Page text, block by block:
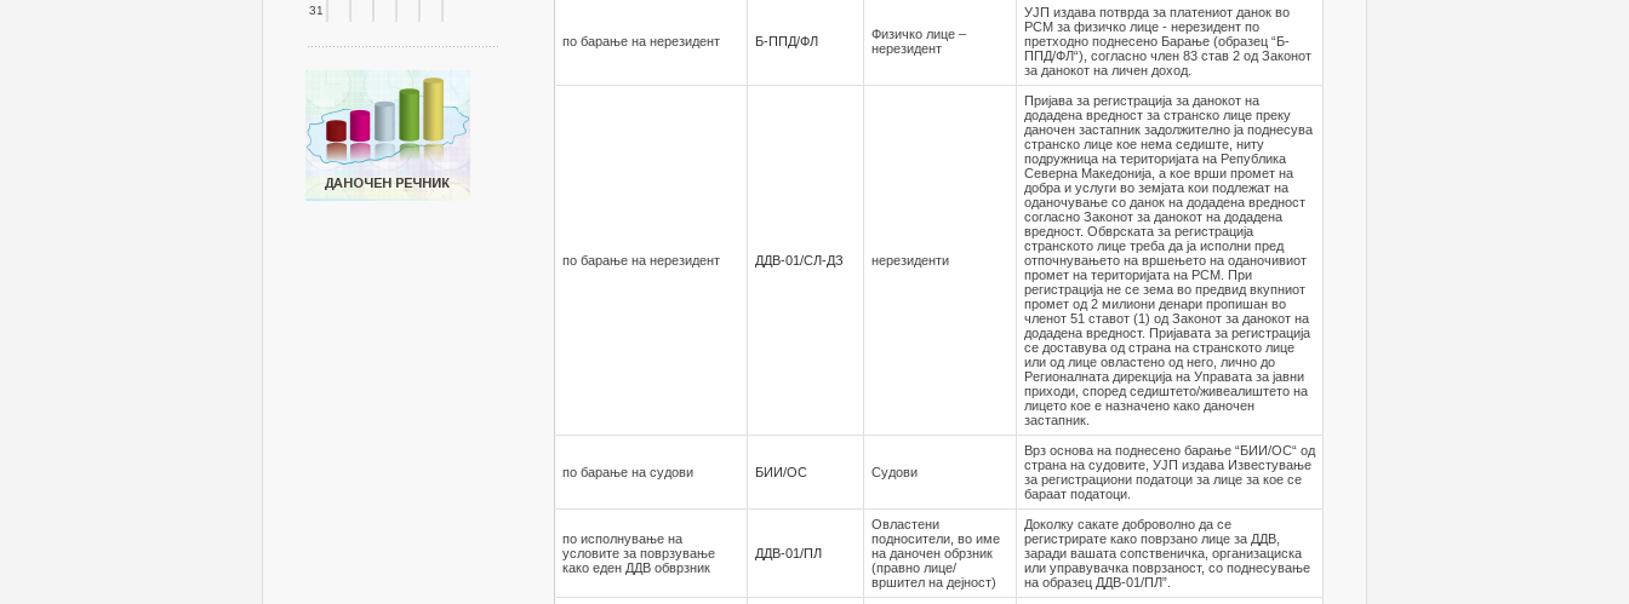
31
по барање на нерезидент Б-ППД/ФЛ
Физичко лице –
нерезидент
УЈП издава потврда за платениот данок во
РСМ за физичко лице - нерезидент по
претходно поднесено Барање (образец “Б-
ППД/ФЛ“), согласно член 83 став 2 од Законот
за данокот на личен доход.
по барање на нерезидент ДДВ-01/СЛ-ДЗ нерезиденти
Пријава за регистрација за данокот на
додадена вредност за странско лице преку
даночен застапник задолжително ја поднесува
странско лице коe нема седиште, ниту
подружница на територијата на Република
Северна Македонија, а коe врши промет на
добра и услуги во земјата кои подлежат на
оданочување со данок на додадена вредност
согласно Законот за данокот на додадена
вредност. Обврската за регистрација
странското лице треба да ја исполни пред
отпочнувањето на вршењето на оданочивиот
промет на територијата на РСМ. При
регистрација не се зема во предвид вкупниот
промет од 2 милиони денари пропишан во
членот 51 ставот (1) од Законот за данокот на
додадена вредност. Пријавата за регистрација
се доставува од страна на странското лице
или од лице овластено од него, лично до
Регионалната дирекција на Управата за јавни
приходи, според седиштето/живеалиштето на
лицето кое е назначено како даночен
застапник.
по барање на судови БИИ/ОС Судови
Врз основа на поднесено барање “БИИ/ОС“ од
страна на судовите, УЈП издава Известување
за регистрациони податоци за лице за кое се
бараат податоци.
по исполнувaње на
условите за поврзување
како еден ДДВ обврзник
ДДВ-01/ПЛ
Овластени
подносители, во име
на даночен обрзник
(правно лице/
вршител на дејност)
Доколку сакате доброволно да се
регистрирате како поврзано лице за ДДВ,
заради вашата сопственичка, организациска
или управувачка поврзаност, со поднесување
на образец ДДВ-01/ПЛ”.